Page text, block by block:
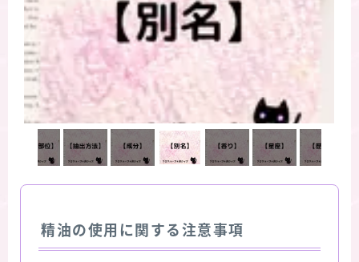
精油の使用に関する注意事項